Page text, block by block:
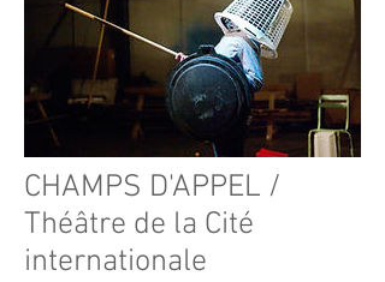
CHAMPS D'APPEL /
Théâtre de la Cité
internationale